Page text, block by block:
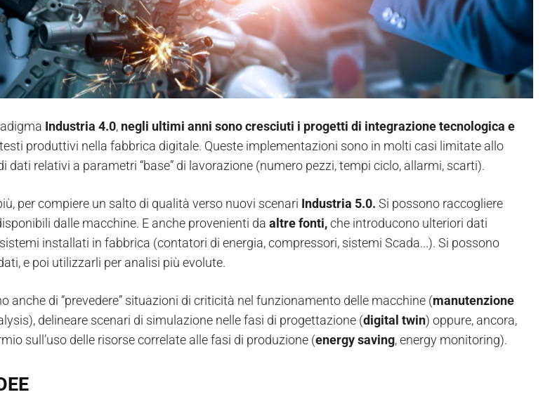
Industria 4.0, negli ultimi anni sono cresciuti i progetti di integrazione tecnologica e
produttivi nella fabbrica digitale. Queste implementazioni sono in molti casi limitate allo
dati relativi a parametri “base” di lavorazione (numero pezzi, tempi ciclo, allarmi, scarti).
per compiere un salto di qualità verso nuovi scenari Industria 5.0. Si possono raccogliere
dalle macchine. E anche provenienti da altre fonti,che introducono ulteriori dati
installati in fabbrica (contatori di energia, compressori, sistemi Scada...). Si possono
e poi utilizzarli per analisi più evolute.
anche di “prevedere” situazioni di criticità nel funzionamento delle macchine (manutenzione
delineare scenari di simulazione nelle fasi di progettazione (digital twin) oppure, ancora,
sull’uso delle risorse correlate alle fasi di produzione (energy saving, energy monitoring).